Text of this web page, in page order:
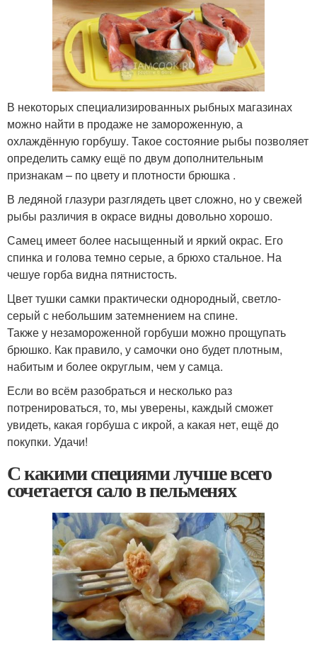
В некоторых специализированных рыбных магазинах
можно найти в продаже не замороженную, а
охлаждённую горбушу. Такое состояние рыбы позволяет
определить самку ещё по двум дополнительным
признакам – по цвету и плотности брюшка .
В ледяной глазури разглядеть цвет сложно, но у свежей
рыбы различия в окрасе видны довольно хорошо.
Самец имеет более насыщенный и яркий окрас. Его
спинка и голова темно серые, а брюхо стальное. На
чешуе горба видна пятнистость.
Цвет тушки самки практически однородный, светло-
серый с небольшим затемнением на спине.
Также у незамороженной горбуши можно прощупать
брюшко. Как правило, у самочки оно будет плотным,
набитым и более округлым, чем у самца.
Если во всём разобраться и несколько раз
потренироваться, то, мы уверены, каждый сможет
увидеть, какая горбуша с икрой, а какая нет, ещё до
покупки. Удачи!
С какими специями лучше всего
сочетается сало в пельменях